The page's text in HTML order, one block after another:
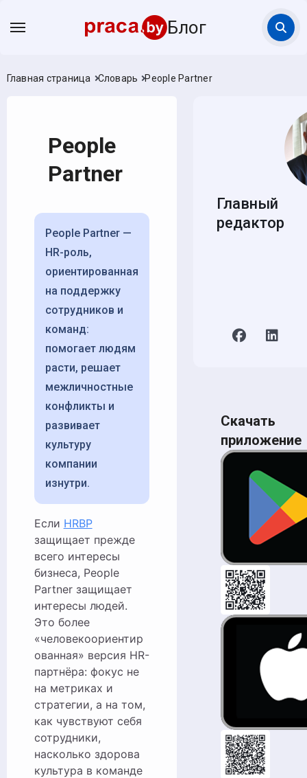
Блог
Главная страница Словарь People Partner
People
Partner
People Partner —
HR-роль,
ориентированная
на поддержку
сотрудников и
команд:
помогает людям
расти, решает
межличностные
конфликты и
развивает
культуру
компании
изнутри.
Если HRBP
защищает прежде
всего интересы
бизнеса, People
Partner защищает
интересы людей.
Это более
«человекоориентир
ованная» версия HR-
партнёра: фокус не
на метриках и
стратегии, а на том,
как чувствуют себя
сотрудники,
насколько здорова
культура в команде
Главный
редактор
Скачать
приложение